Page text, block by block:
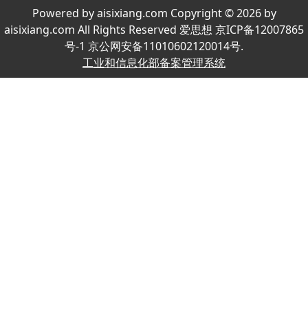
Powered by aisixiang.com Copyright © 2026 by
aisixiang.com All Rights Reserved 爱思想 京ICP备12007865
号-1 京公网安备11010602120014号.
工业和信息化部备案管理系统